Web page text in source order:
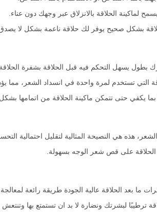
لماكينة الحلاقة بالانزلاق عبر وجهك دون عناء.
بشكل صحيح يوفر لك حلاقة ناعمة بشكل لا
يسهل التحكم فيه قبل الحلاقة بشفرة
التي تستخدم لمرة واحدة في انسداد الشعر، مما
بما يكفي حتى تتمكن ماكينة الحلاقة من اتمامها
هذه هي النصيحة المثالية لتقليل احتمالية
الحلاقة على قص شعر الوجه بسهولة.
ما بعد الحلاقة عالية الجودة طريقة رائعة لمعالجة
ترطيبًا لبشرتك ونضارة لا بد ان تستمتع بها وتنتعش